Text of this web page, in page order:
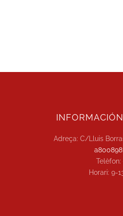
Adreça: C/Lluis
Telèfon:
Horari: 9-